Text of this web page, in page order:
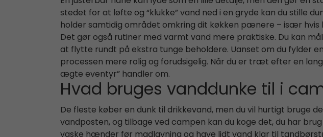
stedet for at løfte og “klukke” vand ned i en gryde kan du stille
holder samtidig området omkring dit køkken pænere – især
Det gør også rutiner med varmt vand mere praktiske. Du kan
at flytte rundt på ekstra tunge beholdere. Uanset om du fylder
processen mere rolig og forudsigelig. Når du er træt efter en
ægte eventyr” handler om.
Hvad bruges vanddunke til i
De fleste køber en dunk til drikkevand, men du vil hurtigt bruge
vandposten, og tilbage ved campen kan du koge det, du har